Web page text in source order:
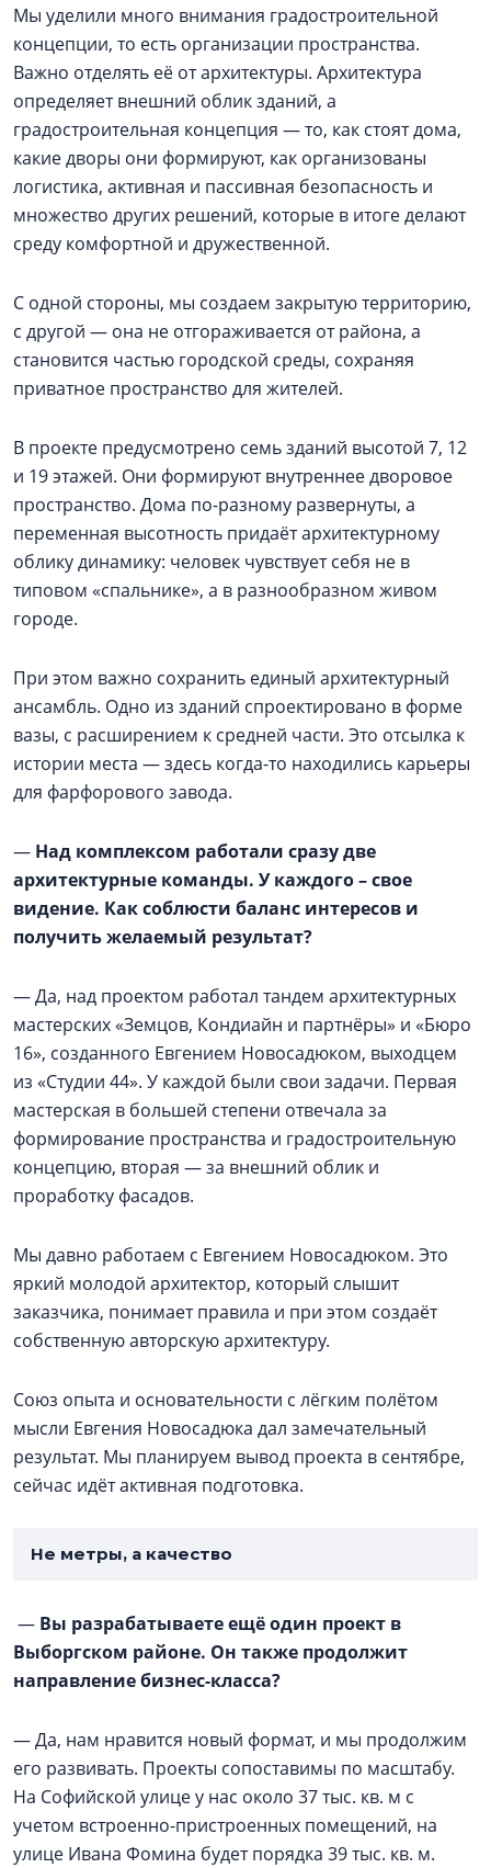
Мы уделили много внимания градостроительной
концепции, то есть организации пространства.
Важно отделять её от архитектуры. Архитектура
определяет внешний облик зданий, а
градостроительная концепция — то, как стоят дома,
какие дворы они формируют, как организованы
логистика, активная и пассивная безопасность и
множество других решений, которые в итоге делают
среду комфортной и дружественной.
С одной стороны, мы создаем закрытую территорию,
с другой — она не отгораживается от района, а
становится частью городской среды, сохраняя
приватное пространство для жителей.
В проекте предусмотрено семь зданий высотой 7, 12
и 19 этажей. Они формируют внутреннее дворовое
пространство. Дома по-разному развернуты, а
переменная высотность придаёт архитектурному
облику динамику: человек чувствует себя не в
типовом «спальнике», а в разнообразном живом
городе.
При этом важно сохранить единый архитектурный
ансамбль. Одно из зданий спроектировано в форме
вазы, с расширением к средней части. Это отсылка к
истории места — здесь когда-то находились карьеры
для фарфорового завода.
— Над комплексом работали сразу две
архитектурные команды. У каждого – свое
видение. Как соблюсти баланс интересов и
получить желаемый результат?
— Да, над проектом работал тандем архитектурных
мастерских «Земцов, Кондиайн и партнёры» и «Бюро
16», созданного Евгением Новосадюком, выходцем
из «Студии 44». У каждой были свои задачи. Первая
мастерская в большей степени отвечала за
формирование пространства и градостроительную
концепцию, вторая — за внешний облик и
проработку фасадов.
Мы давно работаем с Евгением Новосадюком. Это
яркий молодой архитектор, который слышит
заказчика, понимает правила и при этом создаёт
собственную авторскую архитектуру.
Союз опыта и основательности с лёгким полётом
мысли Евгения Новосадюка дал замечательный
результат. Мы планируем вывод проекта в сентябре,
сейчас идёт активная подготовка.
Не метры, а качество
— Вы разрабатываете ещё один проект в
Выборгском районе. Он также продолжит
направление бизнес-класса?
— Да, нам нравится новый формат, и мы продолжим
его развивать. Проекты сопоставимы по масштабу.
На Софийской улице у нас около 37 тыс. кв. м с
учетом встроенно-пристроенных помещений, на
улице Ивана Фомина будет порядка 39 тыс. кв. м.